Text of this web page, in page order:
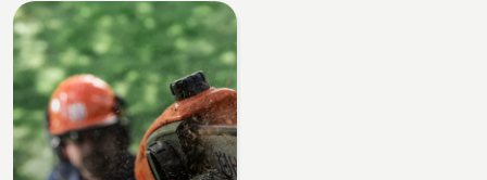
Tutti
i
prodotti